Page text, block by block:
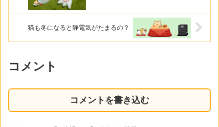
猫も冬になると静電気がたまるの？
コメント
コメントを書き込む